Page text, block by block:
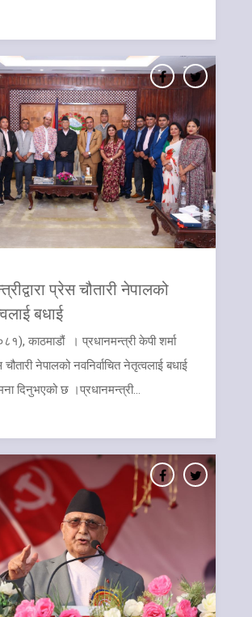
प्रेस चौतारी नेपालको
बधाई
काठमाडौं । प्रधानमन्त्री केपी शर्मा
नेपालको नवनिर्वाचित नेतृत्वलाई बधाई
दिनुभएको छ ।प्रधानमन्त्री...